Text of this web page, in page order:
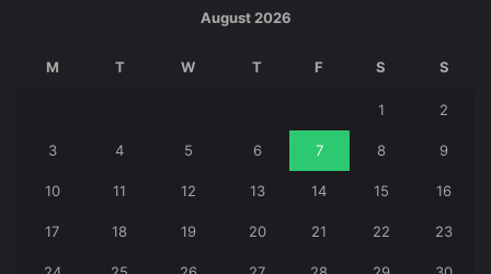
August 2026
M T W T F S S
1 2
3 4 5 6 7 8 9
10 11 12 13 14 15 16
17 18 19 20 21 22 23